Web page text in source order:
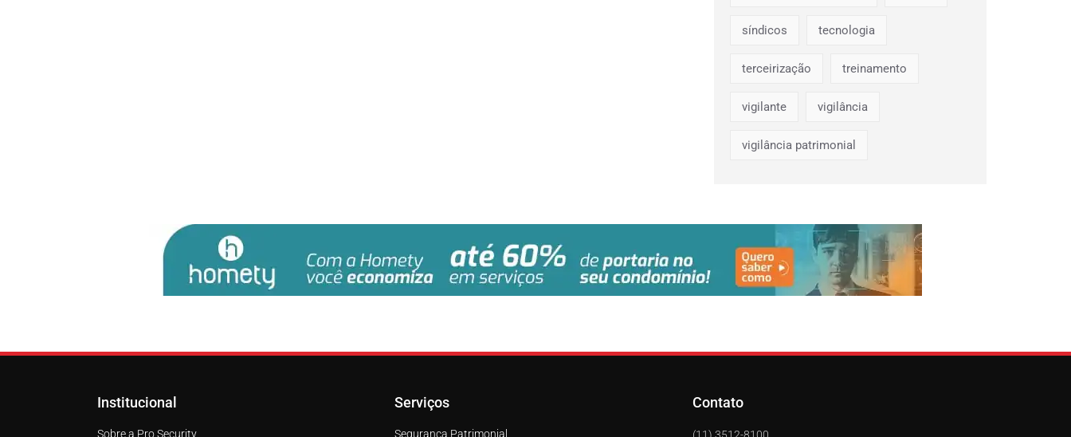
síndicos tecnologia
terceirização treinamento
vigilante vigilância
vigilância patrimonial
Institucional
Sobre a Pro Security
Serviços
Segurança Patrimonial
Contato
(11) 3512-8100